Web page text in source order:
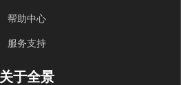
帮助中心
服务支持
关于全景